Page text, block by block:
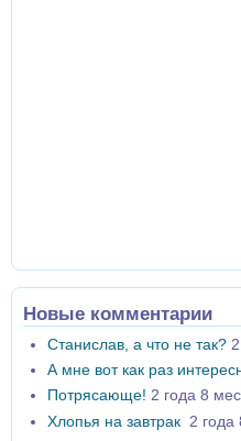
Новые комментарии
Станислав, а что не так?
А мне вот как раз
Потрясающе! 2 года 8
Хлопья на завтрак 2 года